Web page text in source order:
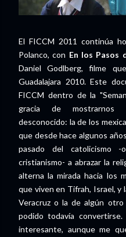
El FICCM 2011 continúa
Polanco, con En los Pasos
Daniel Godlberg, filme
Guadalajara 2010. Este
FICCM dentro de la
gracia de mostrarnos
desconocido: la de los
que desde hace algunos
pasado del catolicismo
cristianismo- a abrazar la
alterna la mirada hacia los
que viven en Tifrah, Israel, y
Veracruz o la de algún
podido todavía
interesante, aunque me